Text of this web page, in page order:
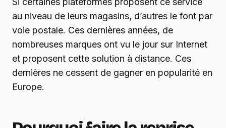
au niveau de leurs magasins, d’autres le font par
voie postale. Ces dernières années, de
nombreuses marques ont vu le jour sur Internet
et proposent cette solution à distance. Ces
dernières ne cessent de gagner en popularité en
Europe.